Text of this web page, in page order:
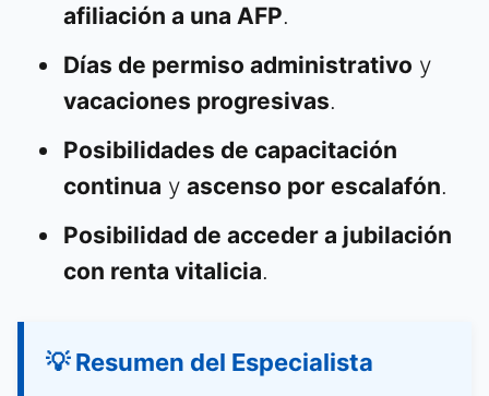
afiliación a una AFP.
Días de permiso administrativo y
vacaciones progresivas.
Posibilidades de capacitación
continua y ascenso por escalafón.
Posibilidad de acceder a jubilación
con renta vitalicia.
💡 Resumen del Especialista